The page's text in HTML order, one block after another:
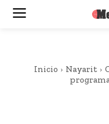
Inicio Nayarit